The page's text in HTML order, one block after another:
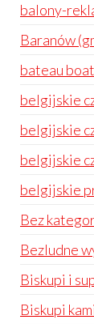
balony-
Baranów
bateau
belgijskie
belgijskie
belgijskie
belgijskie
Bez
Bezludne
Biskupi i
Biskupi